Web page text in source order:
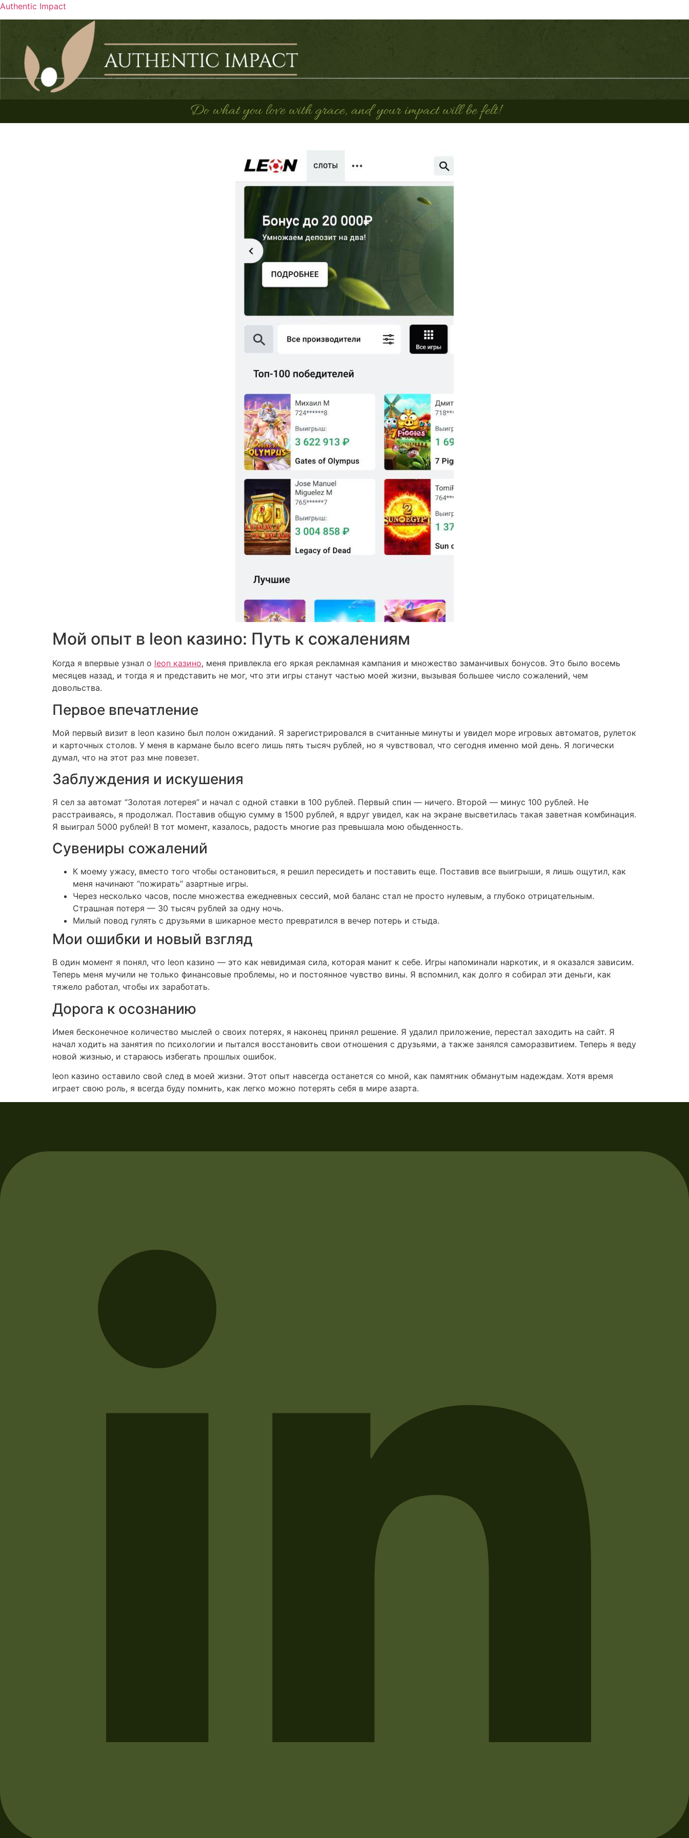
Authentic Impact
Do what you love with grace, and your impact will be felt!
Мой опыт в leon казино: Путь к сожалениям
Когда я впервые узнал о leon казино, меня привлекла его яркая рекламная кампания и множество заманчивых бонусов. Это было восемь
месяцев назад, и тогда я и представить не мог, что эти игры станут частью моей жизни, вызывая большее число сожалений, чем
довольства.
Первое впечатление
Мой первый визит в leon казино был полон ожиданий. Я зарегистрировался в считанные минуты и увидел море игровых автоматов, рулеток
и карточных столов. У меня в кармане было всего лишь пять тысяч рублей, но я чувствовал, что сегодня именно мой день. Я логически
думал, что на этот раз мне повезет.
Заблуждения и искушения
Я сел за автомат “Золотая лотерея” и начал с одной ставки в 100 рублей. Первый спин — ничего. Второй — минус 100 рублей. Не
расстраиваясь, я продолжал. Поставив общую сумму в 1500 рублей, я вдруг увидел, как на экране высветилась такая заветная комбинация.
Я выиграл 5000 рублей! В тот момент, казалось, радость многие раз превышала мою обыденность.
Сувениры сожалений
К моему ужасу, вместо того чтобы остановиться, я решил пересидеть и поставить еще. Поставив все выигрыши, я лишь ощутил, как
меня начинают “пожирать” азартные игры.
Через несколько часов, после множества ежедневных сессий, мой баланс стал не просто нулевым, а глубоко отрицательным.
Страшная потеря — 30 тысяч рублей за одну ночь.
Милый повод гулять с друзьями в шикарное место превратился в вечер потерь и стыда.
Мои ошибки и новый взгляд
В один момент я понял, что leon казино — это как невидимая сила, которая манит к себе. Игры напоминали наркотик, и я оказался зависим.
Теперь меня мучили не только финансовые проблемы, но и постоянное чувство вины. Я вспомнил, как долго я собирал эти деньги, как
тяжело работал, чтобы их заработать.
Дорога к осознанию
Имея бесконечное количество мыслей о своих потерях, я наконец принял решение. Я удалил приложение, перестал заходить на сайт. Я
начал ходить на занятия по психологии и пытался восстановить свои отношения с друзьями, а также занялся саморазвитием. Теперь я веду
новой жизнью, и стараюсь избегать прошлых ошибок.
leon казино оставило свой след в моей жизни. Этот опыт навсегда останется со мной, как памятник обманутым надеждам. Хотя время
играет свою роль, я всегда буду помнить, как легко можно потерять себя в мире азарта.